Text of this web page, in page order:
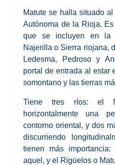
Matute se halla situado
Autónoma de la Rioja.
que se incluyen en la
Najerilla o Sierra riojana,
Ledesma, Pedroso y
portal de entrada al estar
somontano y las tierras
Tiene tres ríos: el
horizontalmente una
contorno oriental, y dos
discurriendo
tienen más
aquel, y el Rigüelos o